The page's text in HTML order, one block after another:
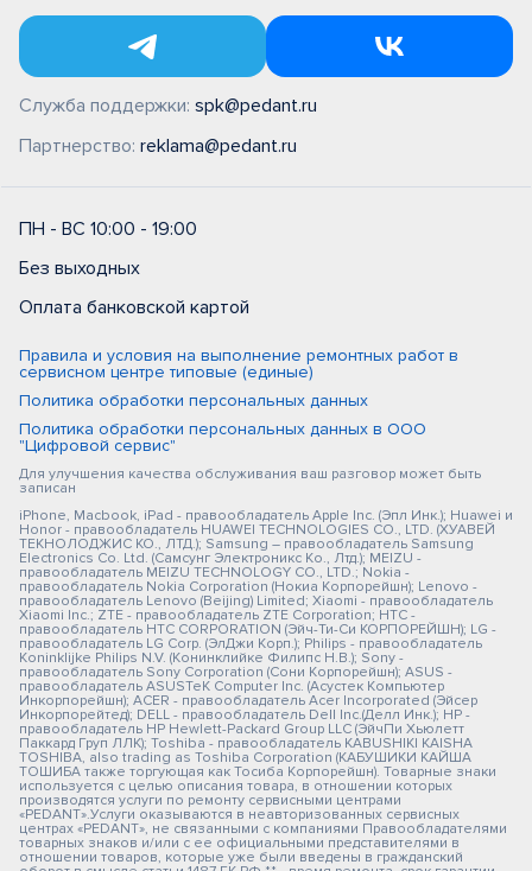
Служба поддержки: spk@pedant.ru
Партнерство: reklama@pedant.ru
ПН - ВС 10:00 - 19:00
Без выходных
Оплата банковской картой
Правила и условия на выполнение ремонтных работ в
сервисном центре типовые (единые)
Политика обработки персональных данных
Политика обработки персональных данных в ООО
"Цифровой сервис"
Для улучшения качества обслуживания ваш разговор может быть
записан
iPhone, Macbook, iPad - правообладатель Apple Inc. (Эпл Инк.); Huawei и
Honor - правообладатель HUAWEI TECHNOLOGIES CO., LTD. (ХУАВЕЙ
ТЕКНОЛОДЖИС КО., ЛТД.); Samsung – правообладатель Samsung
Electronics Co. Ltd. (Самсунг Электроникс Ко., Лтд.); MEIZU -
правообладатель MEIZU TECHNOLOGY CO., LTD.; Nokia -
правообладатель Nokia Corporation (Нокиа Корпорейшн); Lenovo -
правообладатель Lenovo (Beijing) Limited; Xiaomi - правообладатель
Xiaomi Inc.; ZTE - правообладатель ZTE Corporation; HTC -
правообладатель HTC CORPORATION (Эйч-Ти-Си КОРПОРЕЙШН); LG -
правообладатель LG Corp. (ЭлДжи Корп.); Philips - правообладатель
Koninklijke Philips N.V. (Конинклийке Филипс Н.В.); Sony -
правообладатель Sony Corporation (Сони Корпорейшн); ASUS -
правообладатель ASUSTeK Computer Inc. (Асустек Компьютер
Инкорпорейшн); ACER - правообладатель Acer Incorporated (Эйсер
Инкорпорейтед); DELL - правообладатель Dell Inc.(Делл Инк.); HP -
правообладатель HP Hewlett-Packard Group LLC (ЭйчПи Хьюлетт
Паккард Груп ЛЛК); Toshiba - правообладатель KABUSHIKI KAISHA
TOSHIBA, also trading as Toshiba Corporation (КАБУШИКИ КАЙША
ТОШИБА также торгующая как Тосиба Корпорейшн). Товарные знаки
используется с целью описания товара, в отношении которых
производятся услуги по ремонту сервисными центрами
«PEDANT».Услуги оказываются в неавторизованных сервисных
центрах «PEDANT», не связанными с компаниями Правообладателями
товарных знаков и/или с ее официальными представителями в
отношении товаров, которые уже были введены в гражданский